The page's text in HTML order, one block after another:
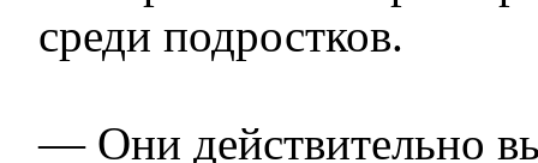
среди подростков.
— Они действительно